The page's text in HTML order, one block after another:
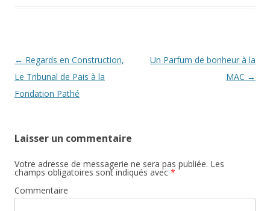
Post navigation
← Regards en Construction,
Le Tribunal de Pais à la
Fondation Pathé
Un Parfum de bonheur à la
MAC →
Laisser un commentaire
Votre adresse de messagerie ne sera pas publiée. Les
champs obligatoires sont indiqués avec *
Commentaire